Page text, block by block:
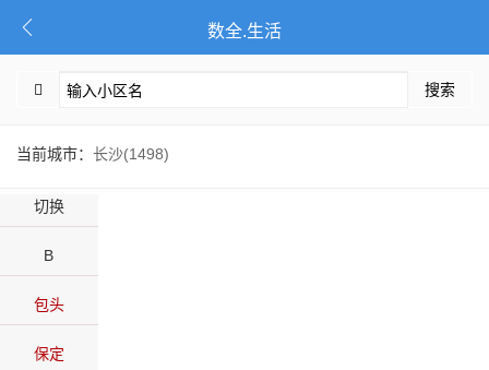
数全.生活
搜索
当前城市： 长沙(1498)
切换
B
包头
保定